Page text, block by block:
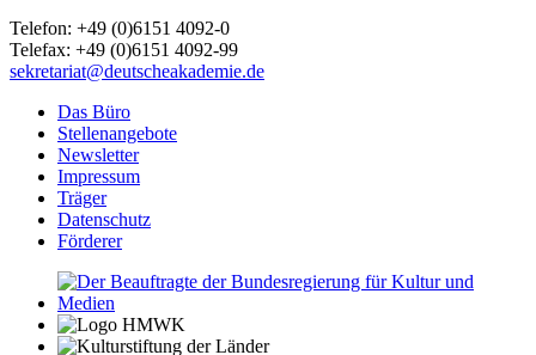
Telefon: +49 (0)6151 4092-0
Telefax: +49 (0)6151 4092-99
sekretariat@deutscheakademie.de
Das Büro
Stellenangebote
Newsletter
Impressum
Träger
Datenschutz
Förderer